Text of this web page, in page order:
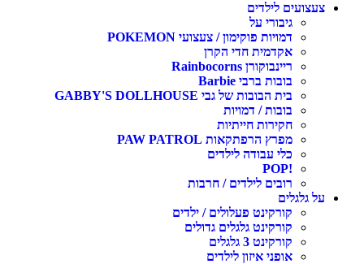
צעצועים לילדים
גיבורי על
דמויות פוקימון / צעצועי POKEMON
אקדמית חדי הקרן
ריינבוקורן Rainbocorns
בובות ברבי Barbie
בית הבובות של גבי GABBY'S DOLLHOUSE
בובות / דמויות
חקירות חייתיות
מפרץ הרפתקאות PAW PATROL
כלי עבודה לילדים
!POP
רובים לילדים / חרבות
על גלגלים
קורקינט פעלולים / ילדים
קורקינט גלגלים גדולים
קורקינט 3 גלגלים
אופני איזון לילדים